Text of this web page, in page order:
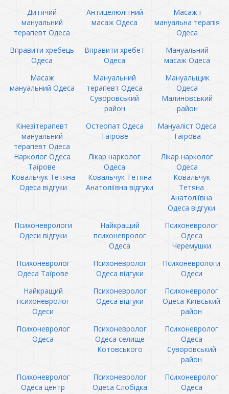
Дитячий
мануальний
терапевт Одеса
Антицелюлітний
масаж Одеса
Масаж і
мануальна терапія
Одеса
Вправити хребець
Одеса
Вправити хребет
Одеса
Мануальний
масаж Одеса
Масаж
мануальний Одеса
Мануальний
терапевт Одеса
Суворовський
район
Мануальщик
Одеса
Малиновський
район
Кінезітерапевт
мануальний
терапевт Одеса
Остеопат Одеса
Таїрове
Мануаліст Одеса
Таїрова
Нарколог Одеса
Таїрове
Лікар нарколог
Одеса
Лікар нарколог
Одеса
Ковальчук Тетяна
Одеса відгуки
Ковальчук Тетяна
Анатоліївна відгуки
Ковальчук
Тетяна
Анатоліївна
Одеса відгуки
Психоневрологи
Одеси відгуки
Найкращий
психоневролог
Одеса
Психоневролог
Одеса
Черемушки
Психоневролог
Одеса Таїрове
Психоневролог
Одеса відгуки
Психоневрологи
Одеси
Найкращий
психоневролог
Одеси
Психоневролог
Одеса відгуки
Психоневролог
Одеса Київський
район
Психоневролог
Одеса
Психоневролог
Одеса селище
Котовського
Психоневролог
Одеса
Суворовський
район
Психоневролог
Одеса центр
Психоневролог
Одеса Слобідка
Психоневролог
Одеса